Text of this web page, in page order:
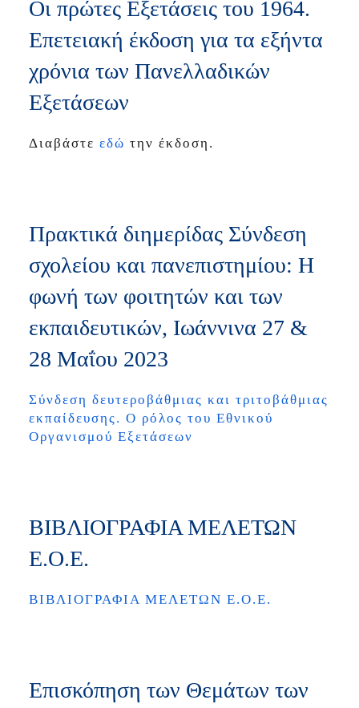
Οι πρώτες Εξετάσεις του 1964.
Επετειακή έκδοση για τα εξήντα
χρόνια των Πανελλαδικών
Εξετάσεων
Διαβάστε εδώ την έκδοση.
Πρακτικά διημερίδας Σύνδεση
σχολείου και πανεπιστημίου: Η
φωνή των φοιτητών και των
εκπαιδευτικών, Ιωάννινα 27 &
28 Μαΐου 2023
Σύνδεση δευτεροβάθμιας και τριτοβάθμιας
εκπαίδευσης. Ο ρόλος του Εθνικού
Οργανισμού Εξετάσεων
ΒΙΒΛΙΟΓΡΑΦΙΑ ΜΕΛΕΤΩΝ
Ε.Ο.Ε.
ΒΙΒΛΙΟΓΡΑΦΙΑ ΜΕΛΕΤΩΝ Ε.Ο.Ε.
Επισκόπηση των Θεμάτων των